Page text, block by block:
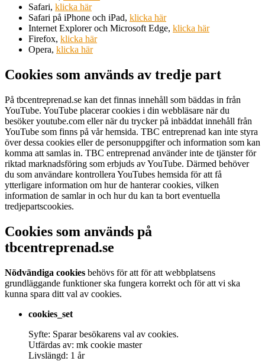
Safari, klicka här
Safari på iPhone och iPad, klicka här
Internet Explorer och Microsoft Edge, klicka här
Firefox, klicka här
Opera, klicka här
Cookies som används av tredje part
På tbcentreprenad.se kan det finnas innehåll som bäddas in från
YouTube. YouTube placerar cookies i din webbläsare när du
besöker youtube.com eller när du trycker på inbäddat innehåll från
YouTube som finns på vår hemsida. TBC entreprenad kan inte styra
över dessa cookies eller de personuppgifter och information som kan
komma att samlas in. TBC entreprenad använder inte de tjänster för
riktad marknadsföring som erbjuds av YouTube. Därmed behöver
du som användare kontrollera YouTubes hemsida för att få
ytterligare information om hur de hanterar cookies, vilken
information de samlar in och hur du kan ta bort eventuella
tredjepartscookies.
Cookies som används på
tbcentreprenad.se
Nödvändiga cookies behövs för att för att webbplatsens
grundläggande funktioner ska fungera korrekt och för att vi ska
kunna spara ditt val av cookies.
cookies_set
Syfte: Sparar besökarens val av cookies.
Utfärdas av: mk cookie master
Livslängd: 1 år